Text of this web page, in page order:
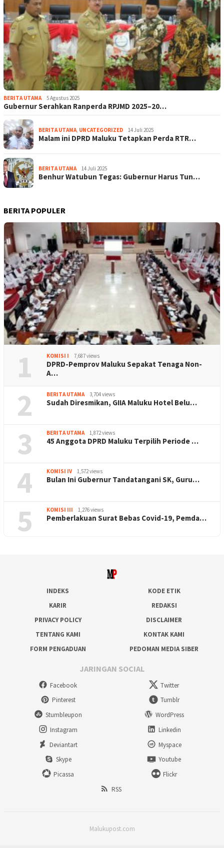
BERITA UTAMA 5 Agustus 2025
Gubernur Serahkan Ranperda RPJMD 2025–20…
BERITA UTAMA UNCATEGORIZED 14 Juli 2025
Malam ini DPRD Maluku Tetapkan Perda RTR…
BERITA UTAMA 14 Juli 2025
Benhur Watubun Tegas: Gubernur Harus Tun…
BERITA POPULER
1 KOMISI I 7,687 views
DPRD-Pemprov Maluku Sepakat Tenaga Non-
A…
2 BERITA UTAMA 3,704 views
Sudah Diresmikan, GIIA Maluku Hotel Belu…
3 BERITA UTAMA 1,872 views
45 Anggota DPRD Maluku Terpilih Periode …
4 KOMISI IV 1,572 views
Bulan Ini Gubernur Tandatangani SK, Guru…
5 KOMISI III 1,276 views
Pemberlakuan Surat Bebas Covid-19, Pemda…
INDEKS
KODE ETIK
KARIR
REDAKSI
PRIVACY POLICY
DISCLAIMER
TENTANG KAMI
KONTAK KAMI
FORM PENGADUAN
PEDOMAN MEDIA SIBER
JARINGAN SOCIAL
Facebook
Twitter
Pinterest
Tumblr
Stumbleupon
WordPress
Instagram
Linkedin
Deviantart
Myspace
Skype
Youtube
Picassa
Flickr
RSS
Malukupost.com